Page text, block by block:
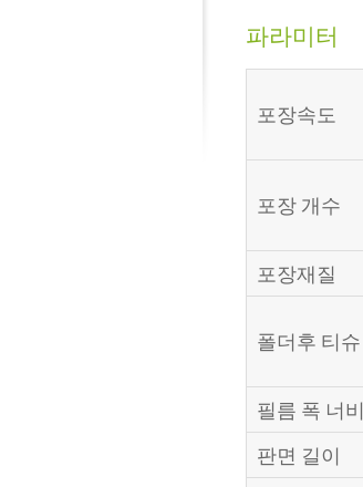
파라미터
포장속도
포장 개수
포장재질
폴더후 티
필름 폭 너비
판면 길이